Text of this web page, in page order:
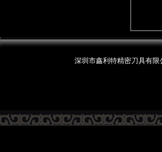
深圳市鑫利特精密刀具有限